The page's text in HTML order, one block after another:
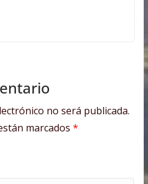
no será publicada.
marcados *